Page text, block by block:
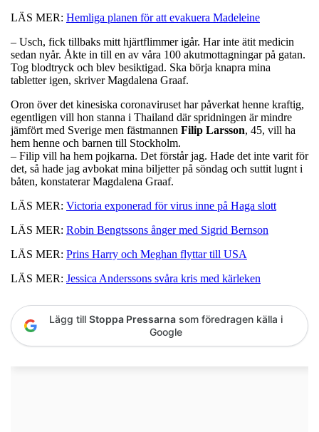
LÄS MER: Hemliga planen för att evakuera Madeleine
– Usch, fick tillbaks mitt hjärtflimmer igår. Har inte ätit medicin
sedan nyår. Åkte in till en av våra 100 akutmottagningar på gatan.
Tog blodtryck och blev besiktigad. Ska börja knapra mina
tabletter igen, skriver Magdalena Graaf.
Oron över det kinesiska coronaviruset har påverkat henne kraftig,
egentligen vill hon stanna i Thailand där spridningen är mindre
jämfört med Sverige men fästmannen Filip Larsson, 45, vill ha
hem henne och barnen till Stockholm.
– Filip vill ha hem pojkarna. Det förstår jag. Hade det inte varit för
det, så hade jag avbokat mina biljetter på söndag och suttit lugnt i
båten, konstaterar Magdalena Graaf.
LÄS MER: Victoria exponerad för virus inne på Haga slott
LÄS MER: Robin Bengtssons ånger med Sigrid Bernson
LÄS MER: Prins Harry och Meghan flyttar till USA
LÄS MER: Jessica Anderssons svåra kris med kärleken
Lägg till Stoppa Pressarna som föredragen källa i
Google